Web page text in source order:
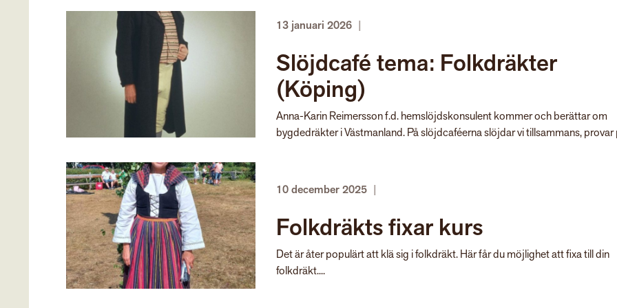
13 januari 2026 |
Slöjdcafé tema: Folkdräkter
(Köping)
Anna-Karin Reimersson f.d. hemslöjdskonsulent kommer och berättar om
bygdedräkter i Västmanland. På slöjdcaféerna slöjdar vi tillsammans, provar
10 december 2025 |
Folkdräkts fixar kurs
Det är åter populärt att klä sig i folkdräkt. Här får du möjlighet att fixa till din
folkdräkt....